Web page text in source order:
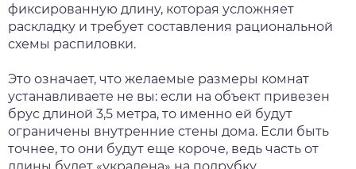
фиксированную длину, которая усложняет
раскладку и требует составления рациональной
схемы распиловки.
Это означает, что желаемые размеры комнат
устанавливаете не вы: если на объект привезен
брус длиной 3,5 метра, то именно ей будут
ограничены внутренние стены дома. Если быть
точнее, то они будут еще короче, ведь часть от